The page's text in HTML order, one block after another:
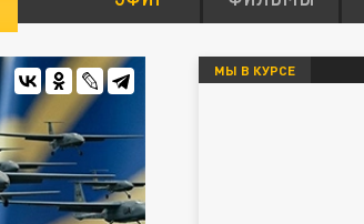
МЫ В КУРСЕ